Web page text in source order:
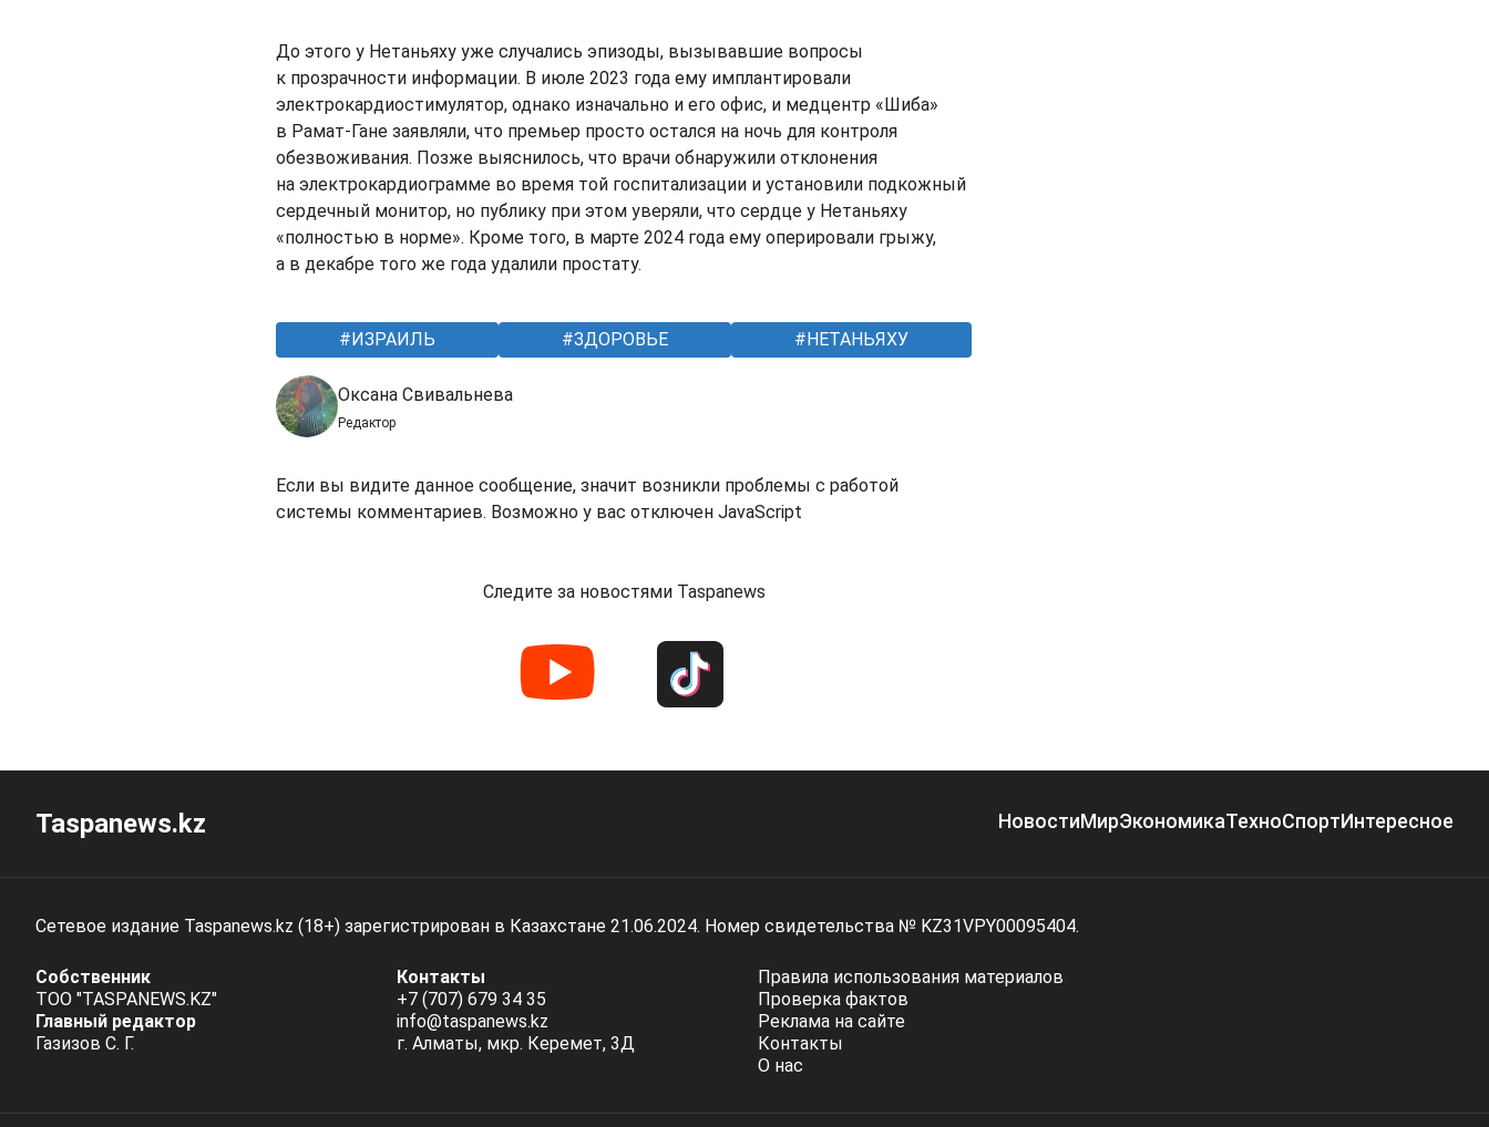
До этого у Нетаньяху уже случались эпизоды, вызывавшие вопросы
к прозрачности информации. В июле 2023 года ему имплантировали
электрокардиостимулятор, однако изначально и его офис, и медцентр «Шиба»
в Рамат-Гане заявляли, что премьер просто остался на ночь для контроля
обезвоживания. Позже выяснилось, что врачи обнаружили отклонения
на электрокардиограмме во время той госпитализации и установили подкожный
сердечный монитор, но публику при этом уверяли, что сердце у Нетаньяху
«полностью в норме». Кроме того, в марте 2024 года ему оперировали грыжу,
а в декабре того же года удалили простату.
ИЗРАИЛЬ ЗДОРОВЬЕ НЕТАНЬЯХУ
Оксана Свивальнева
Редактор
Если вы видите данное сообщение, значит возникли проблемы с работой
системы комментариев. Возможно у вас отключен JavaScript
Следите за новостями Taspanews
Taspanews.kz НовостиМирЭкономикаТехноСпортИнтересное
Сетевое издание Taspanews.kz (18+) зарегистрирован в Казахстане 21.06.2024. Номер свидетельства № KZ31VPY00095404.
Собственник
ТОО "TASPANEWS.KZ"
Главный редактор
Газизов С. Г.
Контакты
+7 (707) 679 34 35
info@taspanews.kz
г. Алматы, мкр. Керемет, 3Д
Правила использования материалов
Проверка фактов
Реклама на сайте
Контакты
О нас